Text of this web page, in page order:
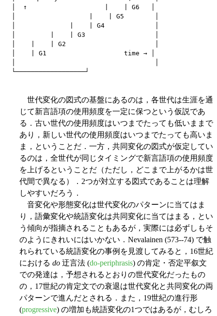
│  ↑                    |    | G6   │
│                   |    | G5        │
│              |    | G4             │
│         |    | G3                  │
│    |    | G2                       │
│    | G1                    time → │
世代変化の図式の基盤にあるのは，各世代は生涯を通
じて新言語項の使用頻度を一定に保つという仮説であ
る．古い世代の使用頻度はいつまでたっても低いままで
あり，新しい世代の使用頻度はいつまでたっても高いま
ま，ということだ．一方，共同変化の図式が仮定してい
るのは，全世代が同じタイミングで新言語項の使用頻度
を上げるということだ（ただし，どこまで上がるかは世
代間で異なる）．2つが対立する図式であることは理解
しやすいだろう．
音変化や形態変化は世代変化のパターンに当てはま
り，語彙変化や統語変化は共同変化に当てはまる，とい
う傾向が指摘されることもあるが，実際には必ずしもそ
のようにきれいにはいかない．Nevalainen (573--74) で触
れられている統語変化の事例を見渡してみると，16世紀
における do 迂言法 (do-periphrasis) の肯定・否定平叙文
での発達は，予想されるとおりの世代変化だったもの
の，17世紀の肯定文での衰退は世代変化と共同変化の両
パターンで進んだとされる．また，19世紀の進行形
(progressive) の増加も統語変化の1つではあるが，むしろ